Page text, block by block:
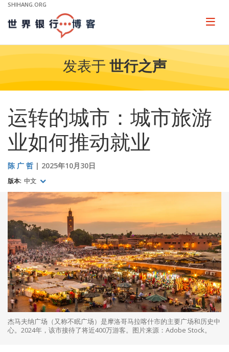
Skip
Main
Navigation
SHIHANG.ORG
Page
发表于 世行之声
运转的城市：城市旅游
业如何推动就业
陈 广 哲 2025年10月30日
版本: 中文
杰马夫纳广场（又称不眠广场）是摩洛哥马拉喀什市的主要广场和历史中
心。2024年，该市接待了将近400万游客。图片来源：Adobe Stock。